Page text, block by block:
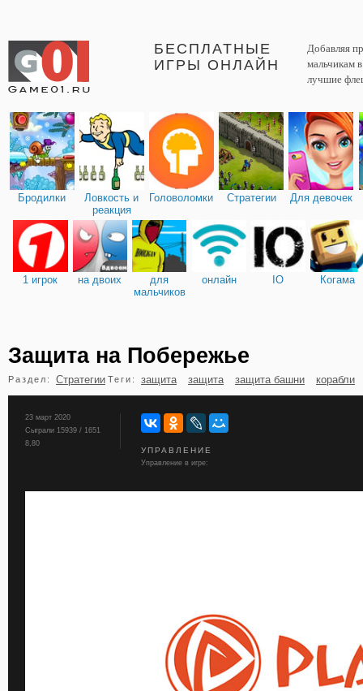
БЕСПЛАТНЫЕ
ИГРЫ ОНЛАЙН
Добавляя
мальчикам
лучшие
Бродилки
Ловкость и
реакция
Головоломки Стратегии Для девочек
1 игрок на двоих
для
мальчиков
онлайн IO Когама
бильярд карты
Защита на Побережье
Раздел: Стратегии Теги: защита защита защита башни корабли
23 март 2020
Сыграли 15939 / 1651
8,80
УПРАВЛЕНИЕ
Управление в игре: